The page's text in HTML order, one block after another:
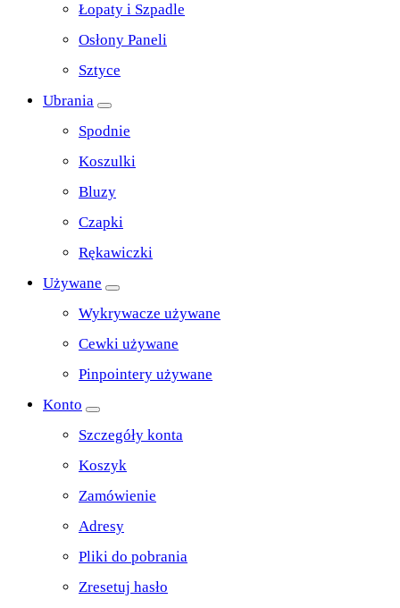
Łopaty i Szpadle
Osłony Paneli
Sztyce
Ubrania
Spodnie
Koszulki
Bluzy
Czapki
Rękawiczki
Używane
Wykrywacze używane
Cewki używane
Pinpointery używane
Konto
Szczegóły konta
Koszyk
Zamówienie
Adresy
Pliki do pobrania
Zresetuj hasło